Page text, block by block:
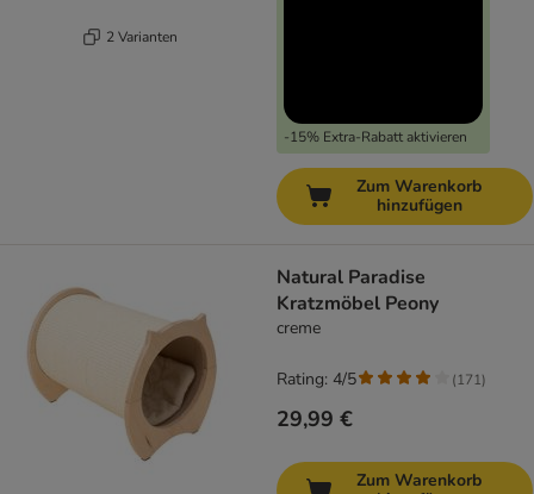
2 Varianten
-15% Extra-Rabatt aktivieren
Zum Warenkorb
hinzufügen
Natural Paradise
Kratzmöbel Peony
creme
29,99 €
Rating: 4/5 (171)
Zum Warenkorb